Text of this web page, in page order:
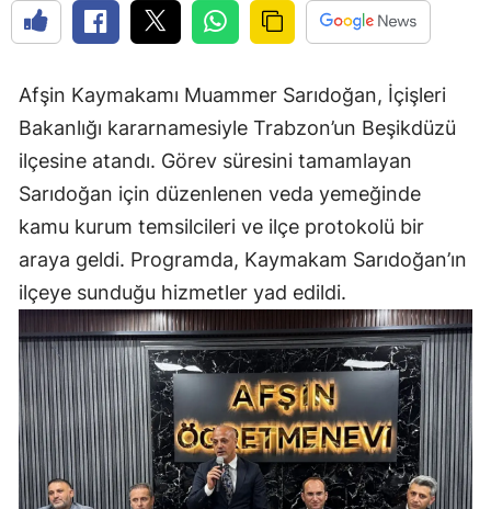
Afşin Kaymakamı Muammer Sarıdoğan, İçişleri
Bakanlığı kararnamesiyle Trabzon’un Beşikdüzü
ilçesine atandı. Görev süresini tamamlayan
Sarıdoğan için düzenlenen veda yemeğinde
kamu kurum temsilcileri ve ilçe protokolü bir
araya geldi. Programda, Kaymakam Sarıdoğan’ın
ilçeye sunduğu hizmetler yad edildi.